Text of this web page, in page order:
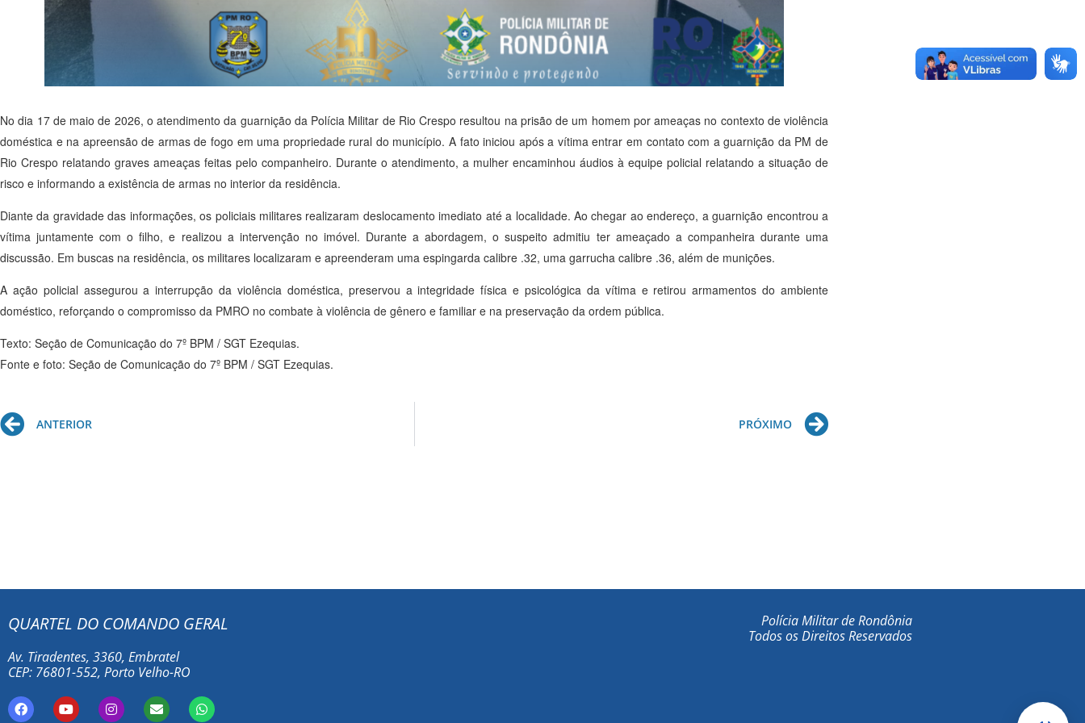
No dia 17 de maio de 2026, o atendimento da guarnição da Polícia Militar de Rio Crespo resultou na prisão de um homem por ameaças no contexto de violência
doméstica e na apreensão de armas de fogo em uma propriedade rural do município. A fato iniciou após a vítima entrar em contato com a guarnição da PM de
Rio Crespo relatando graves ameaças feitas pelo companheiro. Durante o atendimento, a mulher encaminhou áudios à equipe policial relatando a situação de
risco e informando a existência de armas no interior da residência.
Diante da gravidade das informações, os policiais militares realizaram deslocamento imediato até a localidade. Ao chegar ao endereço, a guarnição encontrou a
vítima juntamente com o filho, e realizou a intervenção no imóvel. Durante a abordagem, o suspeito admitiu ter ameaçado a companheira durante uma
discussão. Em buscas na residência, os militares localizaram e apreenderam uma espingarda calibre .32, uma garrucha calibre .36, além de munições.
A ação policial assegurou a interrupção da violência doméstica, preservou a integridade física e psicológica da vítima e retirou armamentos do ambiente
doméstico, reforçando o compromisso da PMRO no combate à violência de gênero e familiar e na preservação da ordem pública.
Texto: Seção de Comunicação do 7º BPM / SGT Ezequias.
Fonte e foto: Seção de Comunicação do 7º BPM / SGT Ezequias.
Prev
ANTERIOR PRÓXIMO Next
QUARTEL DO COMANDO GERAL
Av. Tiradentes, 3360, Embratel
CEP: 76801-552, Porto Velho-RO
F
a
Y
o
I
n
E
n
W
h
Polícia Militar de Rondônia
Todos os Direitos Reservados